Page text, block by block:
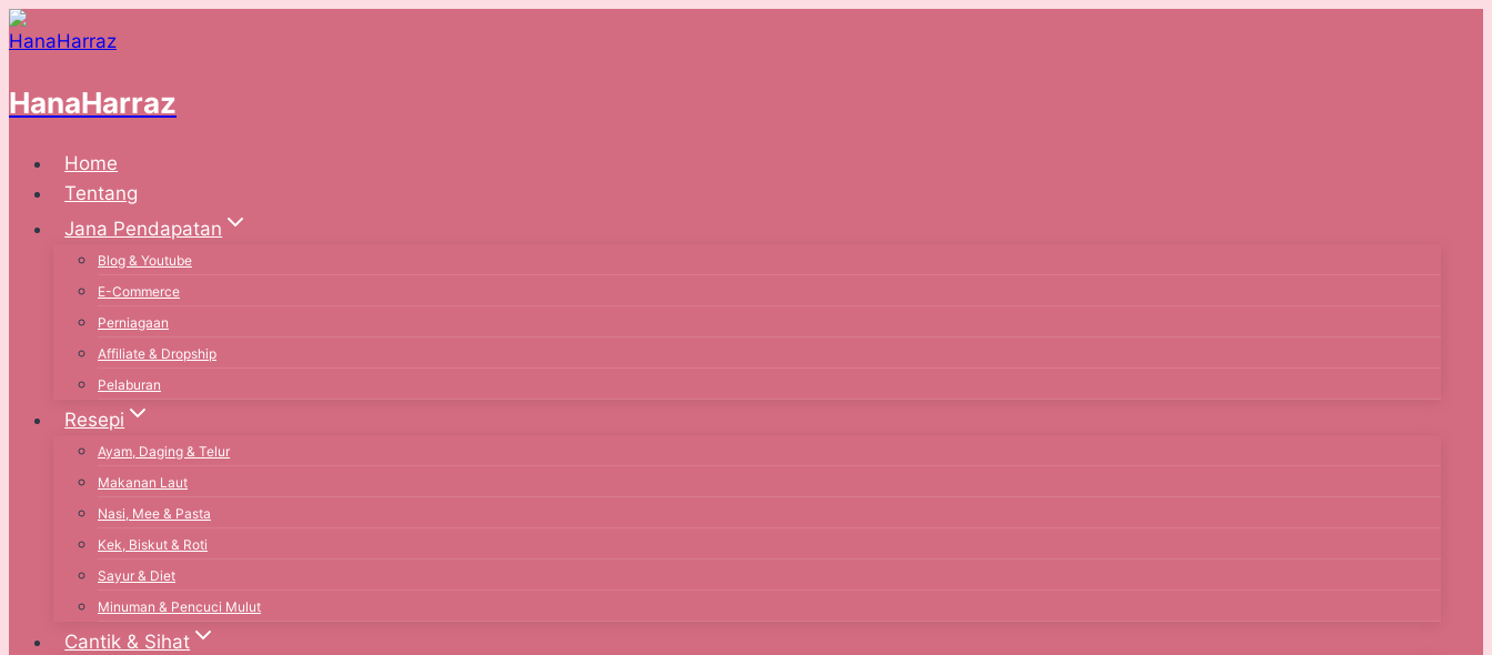
Skip
to
HanaHarraz
Home
Tentang
Jana Pendapatan
Blog & Youtube
E-Commerce
Perniagaan
Affiliate & Dropship
Pelaburan
Resepi
Ayam, Daging & Telur
Makanan Laut
Nasi, Mee & Pasta
Kek, Biskut & Roti
Sayur & Diet
Minuman & Pencuci Mulut
Cantik & Sihat